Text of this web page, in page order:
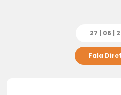
27 | 06 |
Fala